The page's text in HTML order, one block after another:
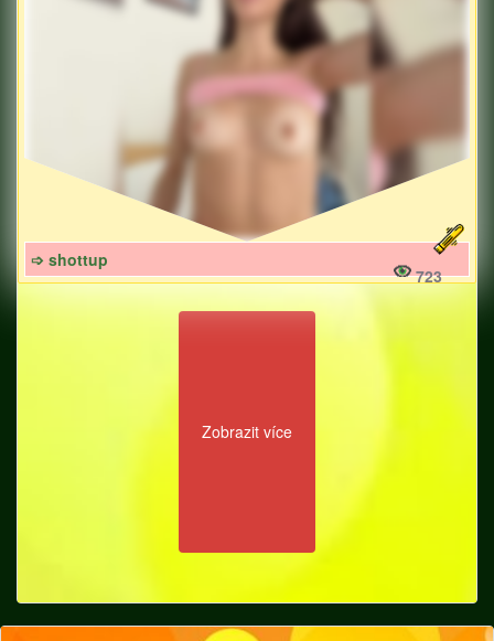
➩ shottup
723
Zobrazit více